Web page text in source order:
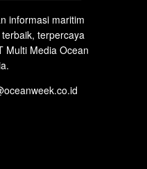
informasi maritim
terpercaya
Multi Media Ocean